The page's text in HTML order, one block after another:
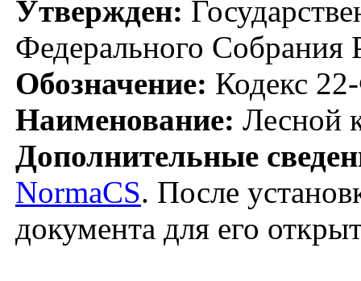
Утвержден:
Федерального Собрания
Обозначение: Кодекс
Наименование: Лесной
Дополнительные
NormaCS. После
документа для его